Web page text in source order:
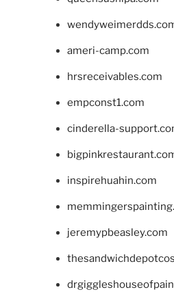
ameri-camp.com
hrsreceivables.com
empconst1.com
cinderella-
inspirehuahin.com
jeremypbeasley.com